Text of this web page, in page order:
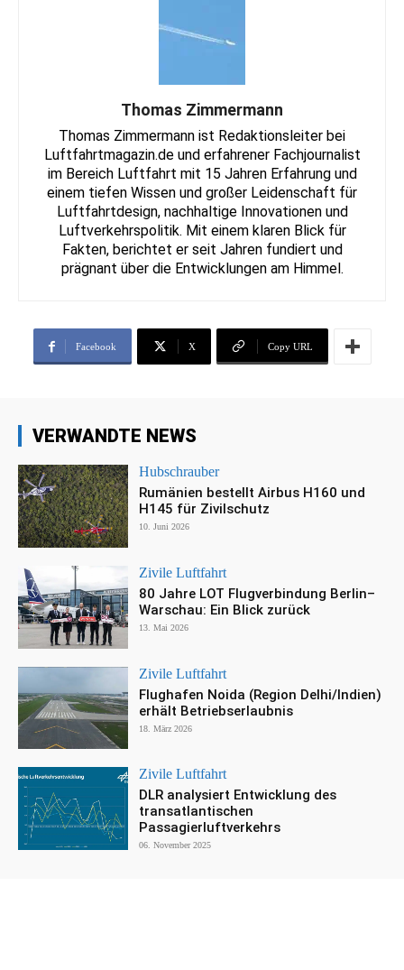
Thomas Zimmermann
Thomas Zimmermann ist Redaktionsleiter bei
Luftfahrtmagazin.de und erfahrener Fachjournalist
im Bereich Luftfahrt mit 15 Jahren Erfahrung und
einem tiefen Wissen und großer Leidenschaft für
Luftfahrtdesign, nachhaltige Innovationen und
Luftverkehrspolitik. Mit einem klaren Blick für
Fakten, berichtet er seit Jahren fundiert und
prägnant über die Entwicklungen am Himmel.
Facebook X Copy URL
VERWANDTE NEWS
Hubschrauber
Rumänien bestellt Airbus H160 und
H145 für Zivilschutz
10. Juni 2026
Zivile Luftfahrt
80 Jahre LOT Flugverbindung Berlin–
Warschau: Ein Blick zurück
13. Mai 2026
Zivile Luftfahrt
Flughafen Noida (Region Delhi/Indien)
erhält Betriebserlaubnis
18. März 2026
Zivile Luftfahrt
DLR analysiert Entwicklung des
transatlantischen
Passagierluftverkehrs
06. November 2025